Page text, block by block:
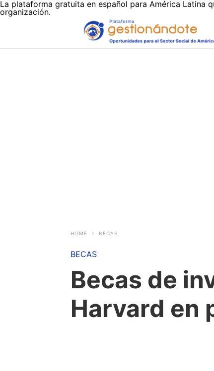
La plataforma gratuita en español para América
organización.
HOME BECAS
BECAS
Becas de
Harvard en